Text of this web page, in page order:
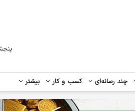
چند رسانه‌ای کسب و کار بیشتر